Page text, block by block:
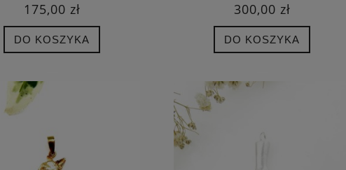
175,00 zł
DO KOSZYKA
300,00 zł
DO KOSZYKA